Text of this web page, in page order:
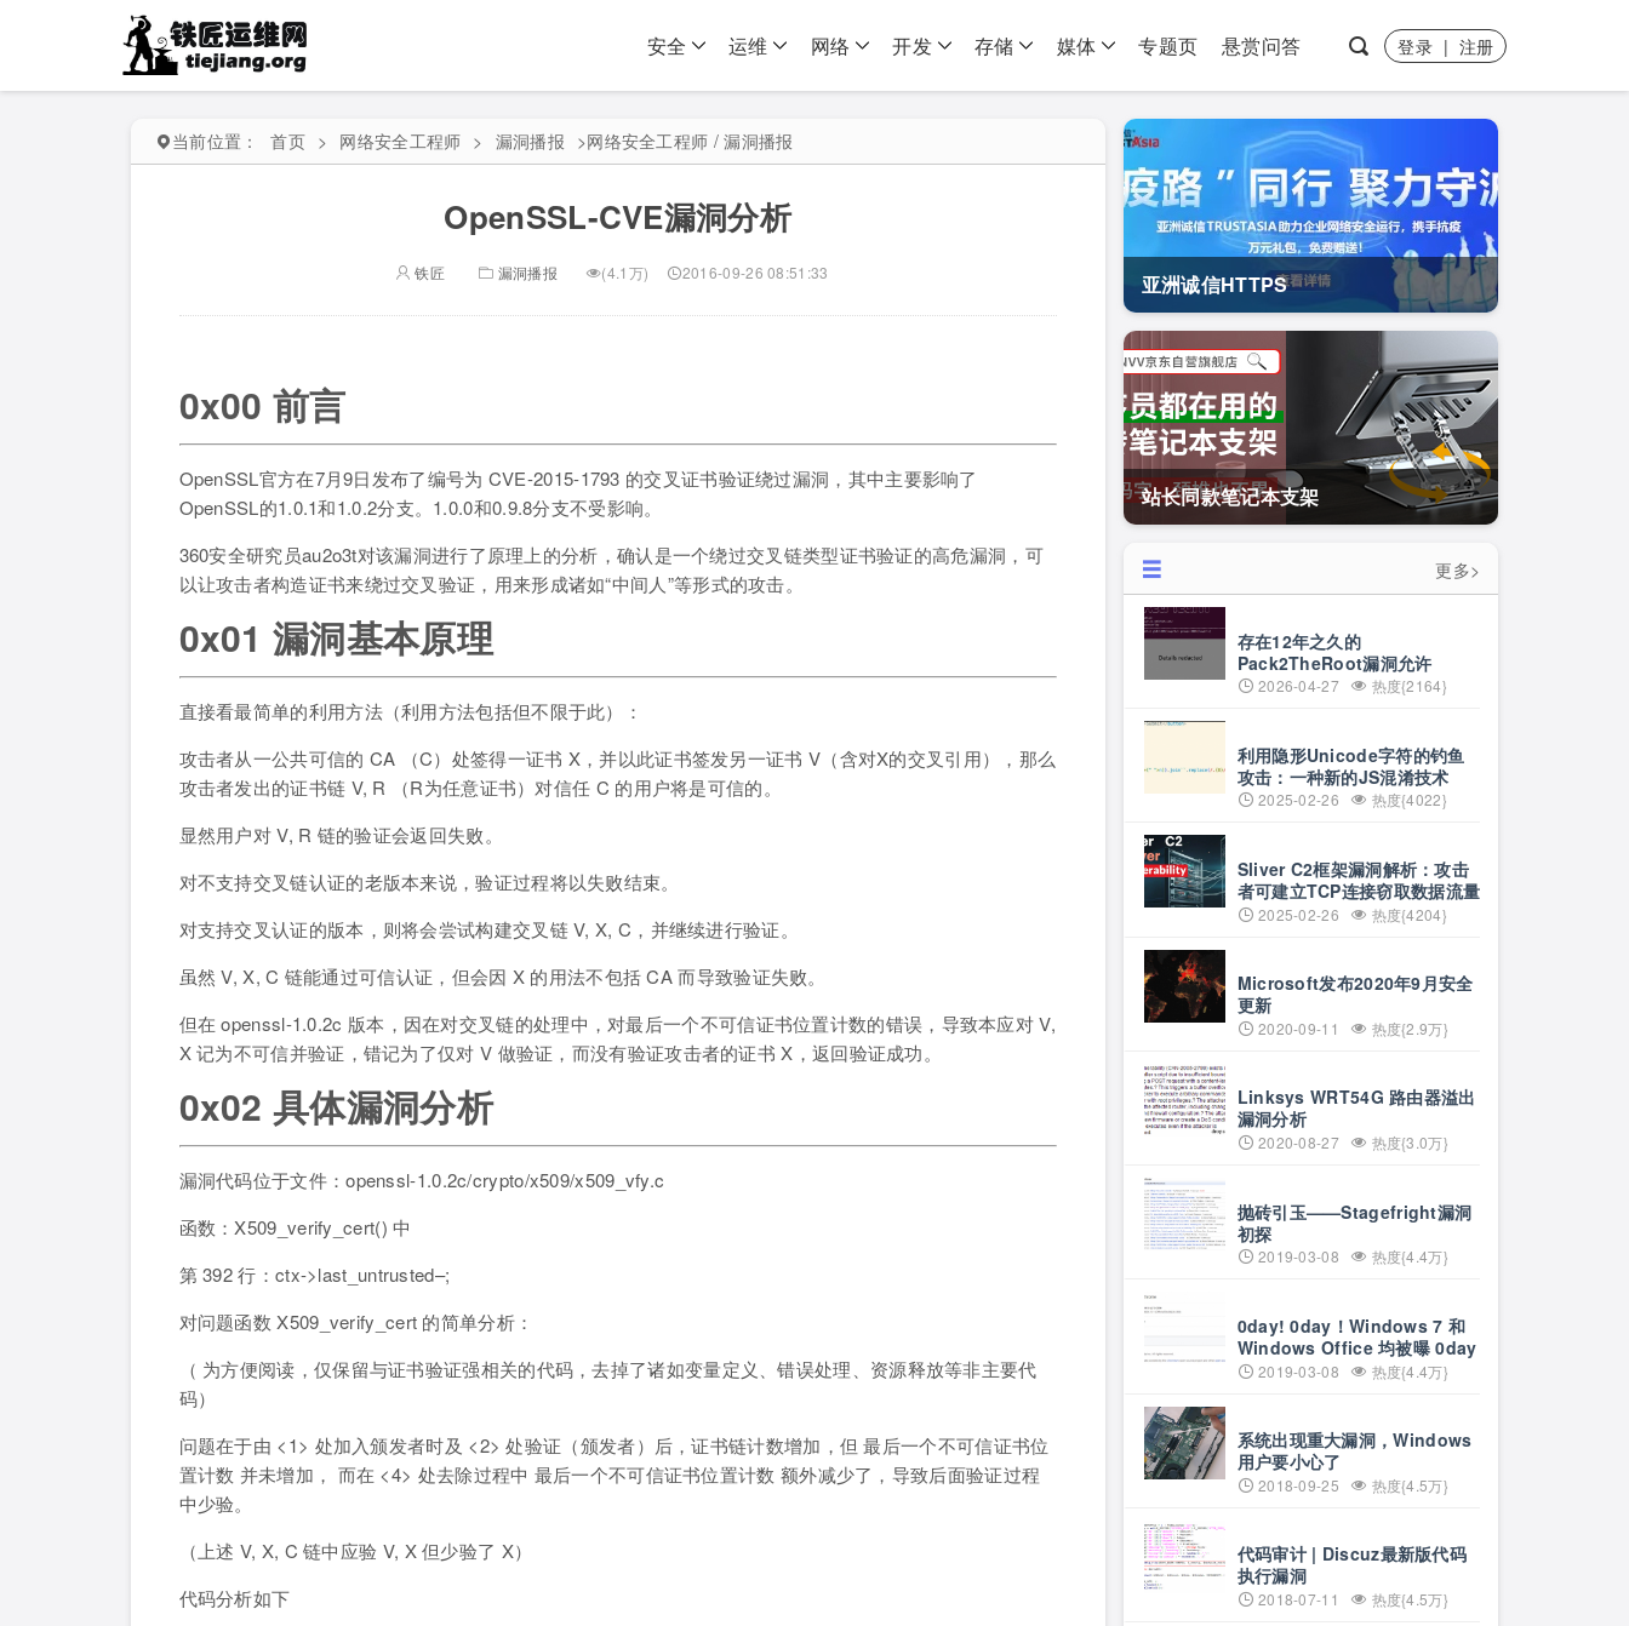
安全 运维 网络 开发 存储 媒体 专题页 悬赏问答 登录 | 注册
当前位置： 首页 > 网络安全工程师 > 漏洞播报 >网络安全工程师 / 漏洞播报
OpenSSL-CVE漏洞分析
铁匠 漏洞播报 (4.1万) 2016-09-26 08:51:33
0x00 前言
OpenSSL官方在7月9日发布了编号为 CVE-2015-1793 的交叉证书验证绕过漏洞，其中主要影响了
OpenSSL的1.0.1和1.0.2分支。1.0.0和0.9.8分支不受影响。
360安全研究员au2o3t对该漏洞进行了原理上的分析，确认是一个绕过交叉链类型证书验证的高危漏洞，可
以让攻击者构造证书来绕过交叉验证，用来形成诸如“中间人”等形式的攻击。
0x01 漏洞基本原理
直接看最简单的利用方法（利用方法包括但不限于此）：
攻击者从一公共可信的 CA （C）处签得一证书 X，并以此证书签发另一证书 V（含对X的交叉引用），那么
攻击者发出的证书链 V, R （R为任意证书）对信任 C 的用户将是可信的。
显然用户对 V, R 链的验证会返回失败。
对不支持交叉链认证的老版本来说，验证过程将以失败结束。
对支持交叉认证的版本，则将会尝试构建交叉链 V, X, C，并继续进行验证。
虽然 V, X, C 链能通过可信认证，但会因 X 的用法不包括 CA 而导致验证失败。
但在 openssl-1.0.2c 版本，因在对交叉链的处理中，对最后一个不可信证书位置计数的错误，导致本应对 V,
X 记为不可信并验证，错记为了仅对 V 做验证，而没有验证攻击者的证书 X，返回验证成功。
0x02 具体漏洞分析
漏洞代码位于文件：openssl-1.0.2c/crypto/x509/x509_vfy.c
函数：X509_verify_cert() 中
第 392 行：ctx->last_untrusted–;
对问题函数 X509_verify_cert 的简单分析：
（ 为方便阅读，仅保留与证书验证强相关的代码，去掉了诸如变量定义、错误处理、资源释放等非主要代
码）
问题在于由 <1> 处加入颁发者时及 <2> 处验证（颁发者）后，证书链计数增加，但 最后一个不可信证书位
置计数 并未增加， 而在 <4> 处去除过程中 最后一个不可信证书位置计数 额外减少了，导致后面验证过程
中少验。
（上述 V, X, C 链中应验 V, X 但少验了 X）
代码分析如下
亚洲诚信HTTPS
站长同款笔记本支架
更多>
存在12年之久的
Pack2TheRoot漏洞允许
Linux用户获取root权限
2026-04-27 热度{2164}
利用隐形Unicode字符的钓鱼
攻击：一种新的JS混淆技术
2025-02-26 热度{4022}
Sliver C2框架漏洞解析：攻击
者可建立TCP连接窃取数据流量
2025-02-26 热度{4204}
Microsoft发布2020年9月安全
更新
2020-09-11 热度{2.9万}
Linksys WRT54G 路由器溢出
漏洞分析
2020-08-27 热度{3.0万}
抛砖引玉——Stagefright漏洞
初探
2019-03-08 热度{4.4万}
0day! 0day！Windows 7 和
Windows Office 均被曝 0day
2019-03-08 热度{4.4万}
系统出现重大漏洞，Windows
用户要小心了
2018-09-25 热度{4.5万}
代码审计 | Discuz最新版代码
执行漏洞
2018-07-11 热度{4.5万}